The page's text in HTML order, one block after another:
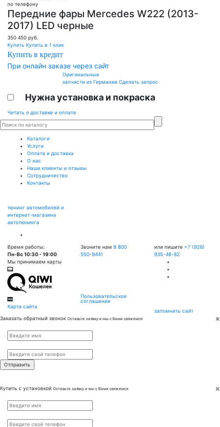
по телефону
Передние фары Mercedes W222 (2013-
2017) LED черные
350 450 руб.
Купить Купить в 1 клик
Купить в кредит
При онлайн заказе через сайт
Оригинальные
запчасти из Германии Сделать запрос
Нужна установка и покраска
Читать о доставке и оплате
Каталоги
Услуги
Оплата и доставка
О нас
Наши клиенты и отзывы
Сотрудничество
Контакты
тюнинг автомобилей и
интернет-магазина
автотюнинга
Время работы:
Пн-Вс 10:30 - 19:00
Мы принимаем карты
Карта сайта
Звоните нам 8 800
550-9441
Пользовательское
соглашение
или пишите +7 (926)
935-48-82
запомнить сайт
×
Заказать обратный звонок Оставьте заявку и мы с Вами свяжемся
×
Купить с установкой Оставьте заявку и мы с Вами свяжемся